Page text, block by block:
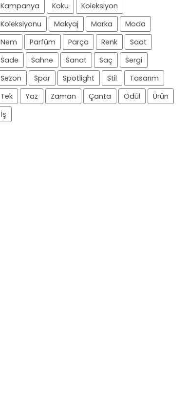
Kampanya
Koku
Koleksiyon
Koleksiyonu
Makyaj Marka
Moda
Nem
Parfüm Parça Renk
Saat
Sade
Sahne Sanat Saç
Sergi
Sezon
Spor Spotlight Stil
Tasarım
Tek
Yaz Zaman Çanta Ödül
Ürün
İş